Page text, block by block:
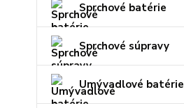
Sprchové batérie
Sprchové súpravy
Umývadlové batérie